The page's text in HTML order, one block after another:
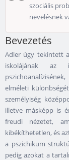
szociális
nevelésnek
Bevezetés
Adler úgy tekintett
iskolájának az
elméleti
személyiség
illetve másképp is
freudi nézetet,
kibékíthetetlen, és
a pszichikum
pedig azokat a